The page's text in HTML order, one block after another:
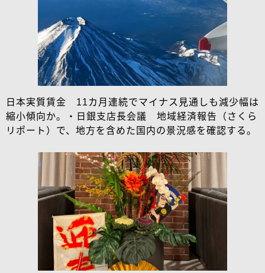
日本実質賃金 11カ月連続でマイナス見通しも減少幅は
縮小傾向か。・日銀支店長会議 地域経済報告（さくら
リポート）で、地方を含めた国内の景況感を確認する。